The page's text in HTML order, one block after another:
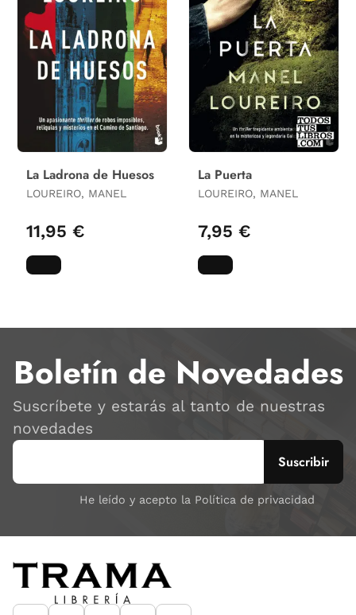
La Ladrona de Huesos
LOUREIRO, MANEL
11,95 €
La Puerta
LOUREIRO, MANEL
7,95 €
Boletín de Novedades
Suscríbete y estarás al tanto de nuestras
novedades
He leído y acepto la Política de privacidad